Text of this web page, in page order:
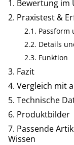
Bewertung im
Praxistest &
Passform
Details
Funktion
Fazit
Vergleich mit
Technische
Produktbilder
Passende
Wissen